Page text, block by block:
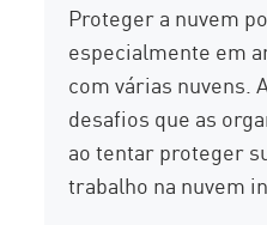
Proteger a nuvem
especialmente em
com várias nuvens.
desafios que as
ao tentar proteger
trabalho na nuvem